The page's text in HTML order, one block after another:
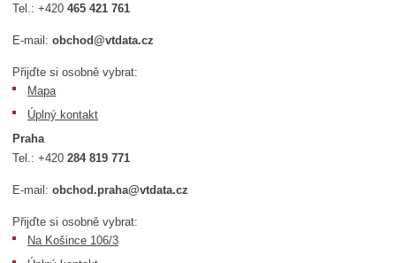
Tel.:+420465 421 761
E-mail:obchod@vtdata.cz
Přijďte si osobně vybrat:
Mapa
Úplný kontakt
Praha
Tel.:+420284 819 771
E-mail:obchod.praha@vtdata.cz
Přijďte si osobně vybrat:
Na Košince 106/3